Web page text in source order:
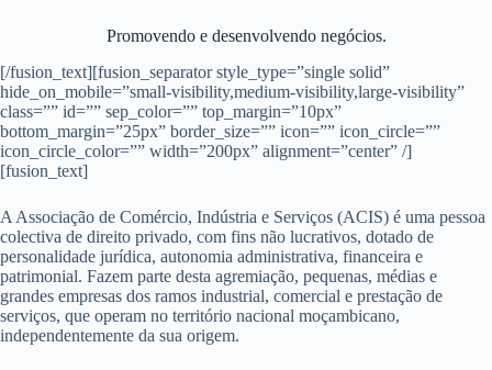
Promovendo e desenvolvendo negócios.
[/fusion_text][fusion_separator style_type=”single solid”
hide_on_mobile=”small-visibility,medium-visibility,large-visibility”
class=”” id=”” sep_color=”” top_margin=”10px”
bottom_margin=”25px” border_size=”” icon=”” icon_circle=””
icon_circle_color=”” width=”200px” alignment=”center” /]
[fusion_text]
A Associação de Comércio, Indústria e Serviços (ACIS) é uma pessoa
colectiva de direito privado, com fins não lucrativos, dotado de
personalidade jurídica, autonomia administrativa, financeira e
patrimonial. Fazem parte desta agremiação, pequenas, médias e
grandes empresas dos ramos industrial, comercial e prestação de
serviços, que operam no território nacional moçambicano,
independentemente da sua origem.